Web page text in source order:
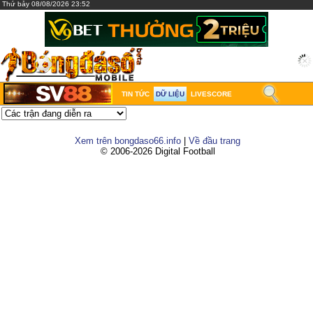
Thứ bảy 08/08/2026 23:52
TIN TỨC DỮ LIỆU LIVESCORE
Xem trên bongdaso66.info
Về đầu trang
© 2006-2026 Digital Football